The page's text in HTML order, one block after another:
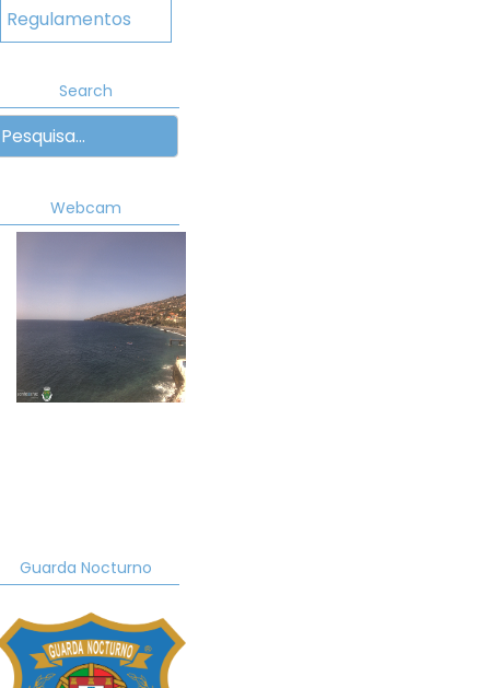
Regulamentos
Search
Webcam
Guarda Nocturno